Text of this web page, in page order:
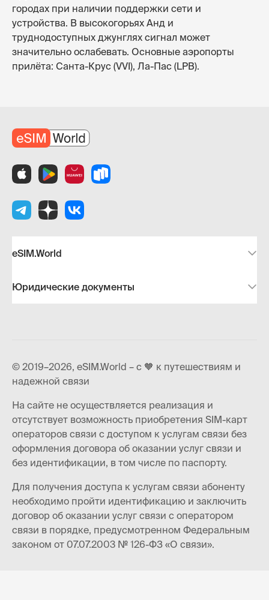
городах при наличии поддержки сети и
устройства. В высокогорьях Анд и
труднодоступных джунглях сигнал может
значительно ослабевать. Основные аэропорты
прилёта: Санта-Крус (VVI), Ла-Пас (LPB).
eSIM.World
Юридические документы
© 2019–2026, eSIM.World – с 🧡 к путешествиям и
надежной связи
На сайте не осуществляется реализация и
отсутствует возможность приобретения SIM-карт
операторов связи с доступом к услугам связи без
оформления договора об оказании услуг связи и
без идентификации, в том числе по паспорту.
Для получения доступа к услугам связи абоненту
необходимо пройти идентификацию и заключить
договор об оказании услуг связи с оператором
связи в порядке, предусмотренном Федеральным
законом от 07.07.2003 № 126-ФЗ «О связи».